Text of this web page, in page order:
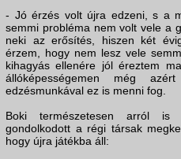
- Jó érzés volt újra edzeni, s a
semmi probléma nem volt vele a
neki az erősítés, hiszen két
érzem, hogy nem lesz vele
kihagyás ellenére jól éreztem
állóképességemen még
edzésmunkával ez is menni fog.
Boki természetesen arról is
gondolkodott a régi társak
hogy újra játékba áll: